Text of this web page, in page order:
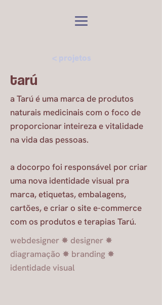
< projetos
tarú
a Tarú é uma marca de produtos
naturais medicinais com o foco de
proporcionar inteireza e vitalidade
na vida das pessoas.
a docorpo foi responsável por criar
uma nova identidade visual pra
marca, etiquetas, embalagens,
cartões, e criar o site e-commerce
com os produtos e terapias Tarú.
webdesigner ✸ designer ✸
diagramação ✸ branding ✸
identidade visual